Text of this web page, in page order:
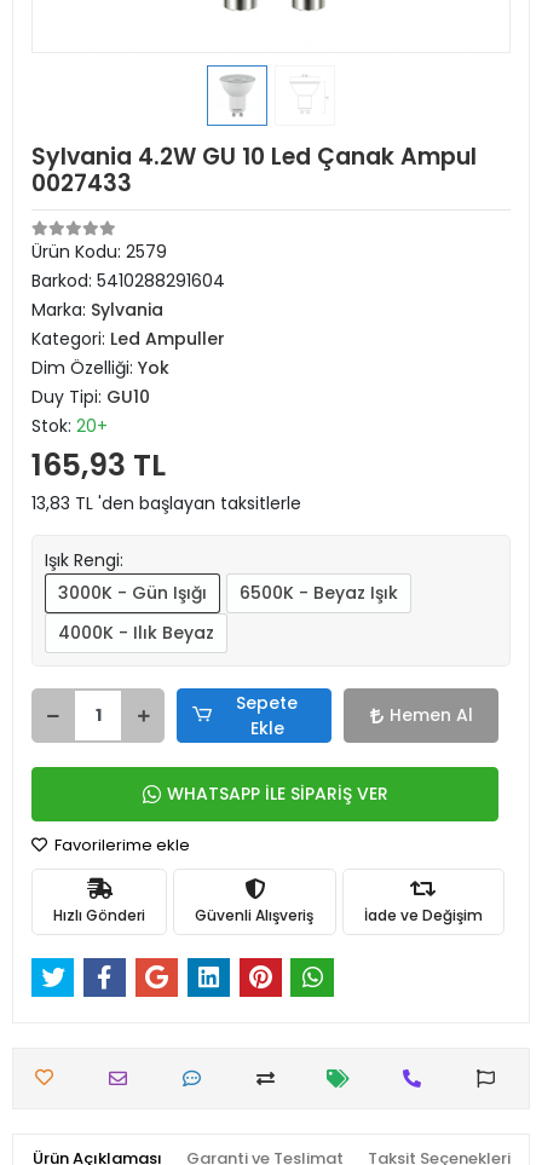
Sylvania 4.2W GU 10 Led Çanak Ampul
0027433
Ürün Kodu: 2579
Barkod: 5410288291604
Marka: Sylvania
Kategori: Led Ampuller
Dim Özelliği: Yok
Duy Tipi: GU10
Stok: 20+
165,93 TL
13,83 TL 'den başlayan taksitlerle
Işık Rengi:
3000K - Gün Işığı
6500K - Beyaz Işık
4000K - Ilık Beyaz
Sepete
Ekle
Hemen Al
WHATSAPP İLE SİPARİŞ VER
Favorilerime ekle
Hızlı Gönderi Güvenli Alışveriş İade ve Değişim
Ürün Açıklaması Garanti ve Teslimat Taksit Seçenekleri